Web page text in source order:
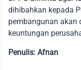
dihibahkan kepada
pembangunan akan
keuntungan
Penulis: Afnan